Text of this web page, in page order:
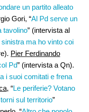
un partito alleato
Gori, “Al Pd serve un
tavolino” (intervista al
sinistra ma ho vinto coi
Pier Ferdinando
Pd” (intervista a Qn).
i suoi comitati e frena
, “Le periferie? Votano
sul territorio”